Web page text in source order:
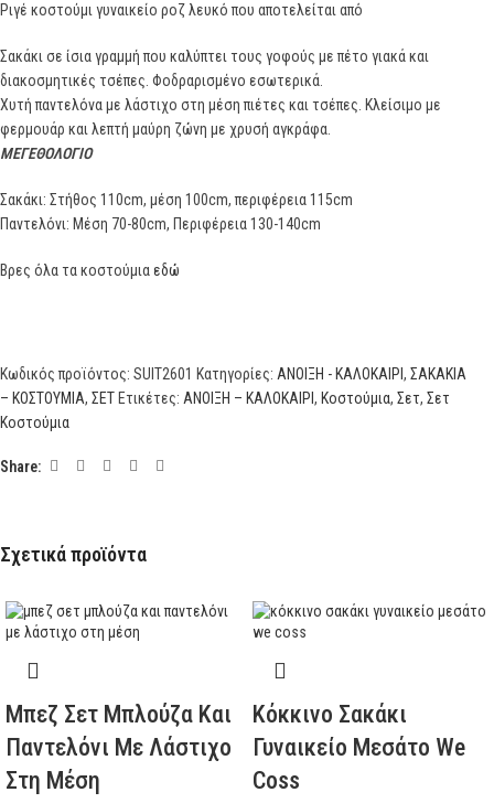
Ριγέ κοστούμι γυναικείο ροζ λευκό που αποτελείται από
Σακάκι σε ίσια γραμμή που καλύπτει τους γοφούς με πέτο γιακά και
διακοσμητικές τσέπες. Φοδραρισμένο εσωτερικά.
Χυτή παντελόνα με λάστιχο στη μέση πιέτες και τσέπες. Κλείσιμο με
φερμουάρ και λεπτή μαύρη ζώνη με χρυσή αγκράφα.
ΜΕΓΕΘΟΛΟΓΙΟ
Σακάκι: Στήθος 110cm, μέση 100cm, περιφέρεια 115cm
Παντελόνι: Μέση 70-80cm, Περιφέρεια 130-140cm
Βρες όλα τα κοστούμιαεδώ
Κωδικός προϊόντος: SUIT2601 Κατηγορίες: ΑΝΟΙΞΗ - ΚΑΛΟΚΑΙΡΙ , ΣΑΚΑΚΙΑ
– ΚΟΣΤΟΥΜΙΑ, ΣΕΤ Ετικέτες: ΑΝΟΙΞΗ – ΚΑΛΟΚΑΙΡΙ , Κοστούμια, Σετ, Σετ
Κοστούμια
Share:
Σχετικά προϊόντα
Μπεζ Σετ Μπλούζα Και
Παντελόνι Με Λάστιχο
Στη Μέση
Κόκκινο Σακάκι
Γυναικείο Μεσάτο We
Coss